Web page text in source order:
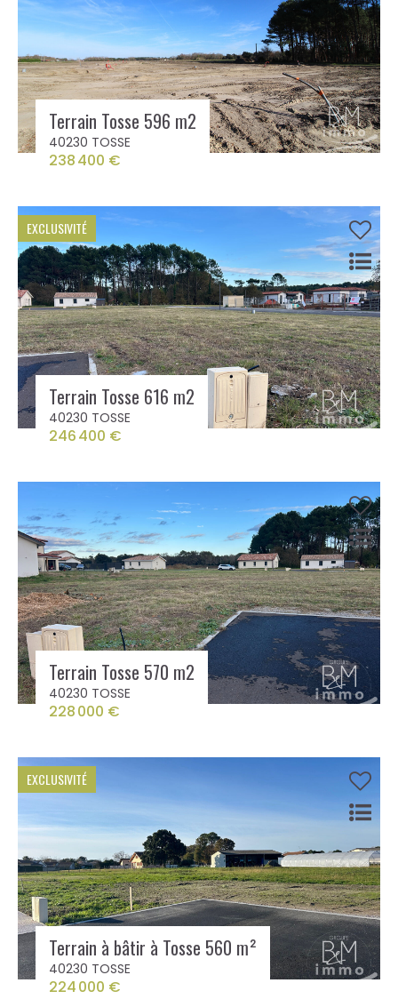
Terrain Tosse 596 m2
40230 TOSSE
238 400 €
EXCLUSIVITÉ
Terrain Tosse 616 m2
40230 TOSSE
246 400 €
Terrain Tosse 570 m2
40230 TOSSE
228 000 €
EXCLUSIVITÉ
Terrain à bâtir à Tosse 560 m²
40230 TOSSE
224 000 €